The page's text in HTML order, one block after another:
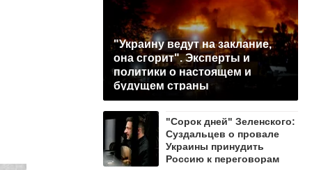
"Украину ведут на заклание,
она сгорит". Эксперты и
политики о настоящем и
будущем страны
"Сорок дней" Зеленского:
Суздальцев о провале
Украины принудить
Россию к переговорам